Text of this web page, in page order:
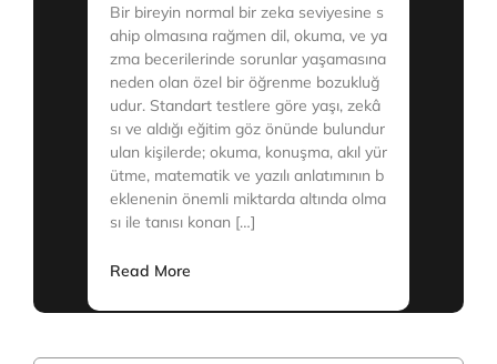
Bir bireyin normal bir zeka seviyesine s
ahip olmasına rağmen dil, okuma, ve ya
zma becerilerinde sorunlar yaşamasına
neden olan özel bir öğrenme bozukluğ
udur. Standart testlere göre yaşı, zekâ
sı ve aldığı eğitim göz önünde bulundur
ulan kişilerde; okuma, konuşma, akıl yür
ütme, matematik ve yazılı anlatımının b
eklenenin önemli miktarda altında olma
sı ile tanısı konan […]
Read More